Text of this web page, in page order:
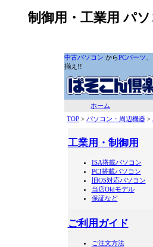
制御用・工業用 パ
中古パソコン からPCパーツ、
揃え!!
ホーム
TOP > パソコン・周辺機器 >
工業用・制御用
ISA搭載パソコン
PCI搭載パソコン
旧OS対応パソコン
当店Oldモデル
保証など
ご利用ガイド
ご注文方法